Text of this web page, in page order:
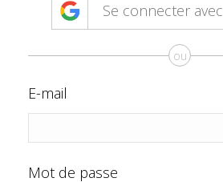
Se connecter
ou
E-mail
Mot de passe